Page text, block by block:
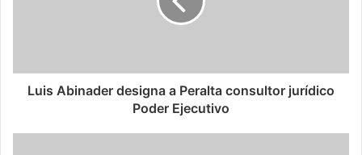
Luis Abinader designa a Peralta consultor jurídico
Poder Ejecutivo